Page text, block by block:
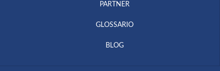
PARTNER
GLOSSARIO
BLOG